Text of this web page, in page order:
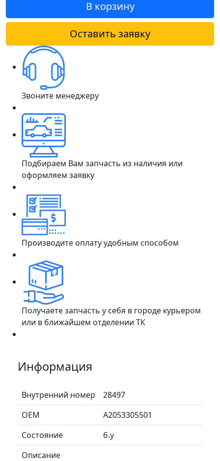
В корзину
Оставить заявку
Звоните менеджеру
Подбираем Вам запчасть из наличия или
оформляем заявку
Производите оплату удобным способом
Получаете запчасть у себя в городе курьером
или в ближайшем отделении ТК
Информация
Внутренний номер
28497
ОЕМ
A2053305501
Состояние
б.у
Описание